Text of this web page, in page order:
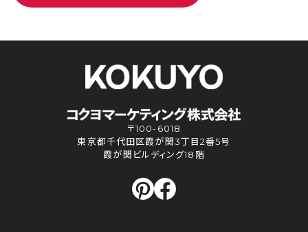
〒100-6018
東京都千代田区霞が関3丁目2番5号
霞が関ビルディング18階